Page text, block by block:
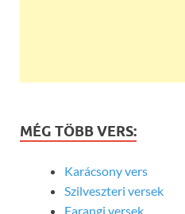
MÉG TÖBB VERS:
Karácsony vers
Szilveszteri versek
Farangi versek